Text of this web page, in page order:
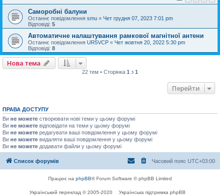
Саморобні балуни
Останнє повідомлення smu « Чет грудня 07, 2023 7:01 pm
Відповіді: 5
Автоматичне налаштування рамкової магнітної антени
Останнє повідомлення UR5VCP « Чет жовтня 20, 2022 5:30 pm
Відповіді: 8
Нова тема
22 тем • Сторінка 1 з 1
Перейти
ПРАВА ДОСТУПУ
Ви не можете створювати нові теми у цьому форумі
Ви не можете відповідати на теми у цьому форумі
Ви не можете редагувати ваші повідомлення у цьому форумі
Ви не можете видаляти ваші повідомлення у цьому форумі
Ви не можете додавати файли у цьому форумі
Список форумів Часовий пояс UTC+03:00
Працює на phpBB® Forum Software © phpBB Limited
Український переклад © 2005-2020 Українська підтримка phpBB